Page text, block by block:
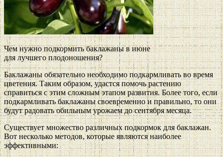
Чем нужно подкормить баклажаны в июне
для лучшего плодоношения?
Баклажаны обязательно необходимо подкармливать во время
цветения. Таким образом, удастся помочь растению
справиться с этим сложным этапом развития. Более того, если
подкармливать баклажаны своевременно и правильно, то они
будут радовать обильным урожаем до сентября месяца.
Существует множество различных подкормок для баклажан.
Вот несколько методов, которые являются наиболее
эффективными: